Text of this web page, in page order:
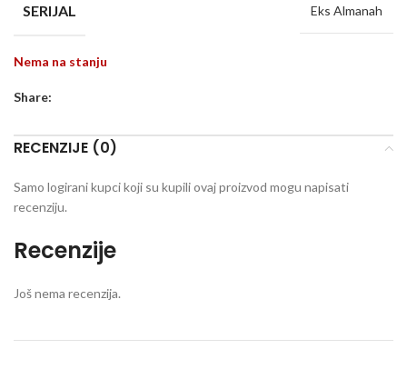
SERIJAL Eks Almanah
Nema na stanju
Share:
RECENZIJE (0)
Recenzije
Još nema recenzija.
Samo logirani kupci koji su kupili ovaj proizvod mogu napisati
recenziju.